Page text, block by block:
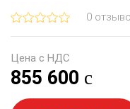
0
Цена с НДС
855 600